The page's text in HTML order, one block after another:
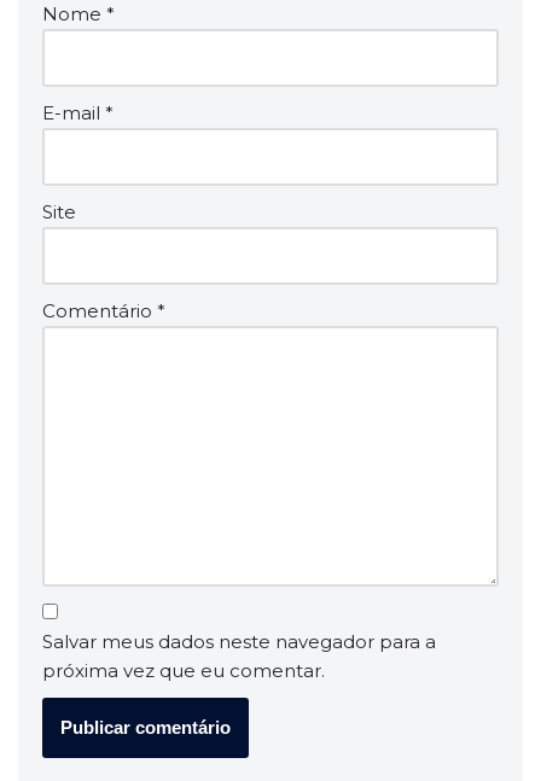
Nome *
E-mail *
Site
Comentário *
Salvar meus dados neste navegador para a
próxima vez que eu comentar.